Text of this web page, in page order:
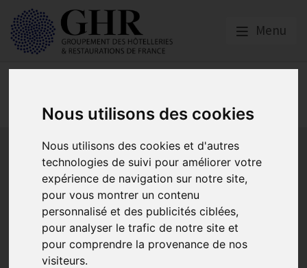
Nous utilisons des cookies
Nous utilisons des cookies et d'autres
technologies de suivi pour améliorer votre
expérience de navigation sur notre site,
pour vous montrer un contenu
personnalisé et des publicités ciblées,
pour analyser le trafic de notre site et
pour comprendre la provenance de nos
visiteurs.
Menu
COVID-19
Activité partielle Social Banques
Assurances
Plan Relance Tourisme
Economie de trésorerie
Communication GNI
Sacem
Titres restaurant
Initiatives
Réglementation Fonds de Solidarité
Urssaf La reprise
Aides de l’état
Relations clients & OTA
Agirc-Arrco
Discothèques
Pass sanitaire/vaccinal
Plan de relance